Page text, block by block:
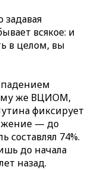
всякое: и
в целом, вы
же ВЦИОМ,
фиксирует
— до
составлял 74%.
до начала
назад.